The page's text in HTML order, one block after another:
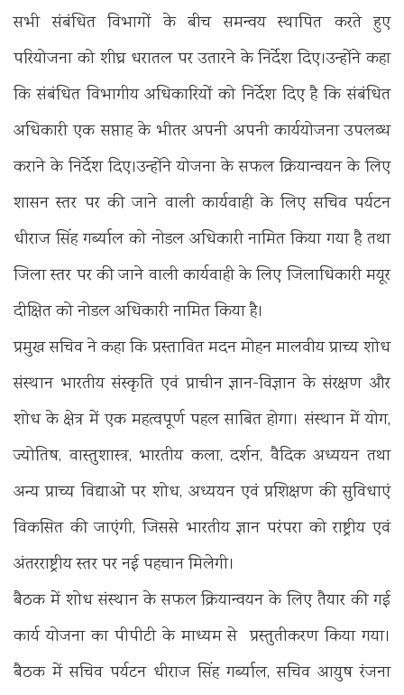
सभी संबंधित विभागों के बीच समन्वय स्थापित करते हुए
परियोजना को शीघ्र धरातल पर उतारने के निर्देश दिए।उन्होंने कहा
कि संबंधित विभागीय अधिकारियों को निर्देश दिए है कि संबंधित
अधिकारी एक सप्ताह के भीतर अपनी अपनी कार्ययोजना उपलब्ध
कराने के निर्देश दिए।उन्होंने योजना के सफल क्रियान्वयन के लिए
शासन स्तर पर की जाने वाली कार्यवाही के लिए सचिव पर्यटन
धीराज सिंह गर्ब्याल को नोडल अधिकारी नामित किया गया है तथा
जिला स्तर पर की जाने वाली कार्यवाही के लिए जिलाधिकारी मयूर
दीक्षित को नोडल अधिकारी नामित किया है।
प्रमुख सचिव ने कहा कि प्रस्तावित मदन मोहन मालवीय प्राच्य शोध
संस्थान भारतीय संस्कृति एवं प्राचीन ज्ञान-विज्ञान के संरक्षण और
शोध के क्षेत्र में एक महत्वपूर्ण पहल साबित होगा। संस्थान में योग,
ज्योतिष, वास्तुशास्त्र, भारतीय कला, दर्शन, वैदिक अध्ययन तथा
अन्य प्राच्य विद्याओं पर शोध, अध्ययन एवं प्रशिक्षण की सुविधाएं
विकसित की जाएंगी, जिससे भारतीय ज्ञान परंपरा को राष्ट्रीय एवं
अंतरराष्ट्रीय स्तर पर नई पहचान मिलेगी।
बैठक में शोध संस्थान के सफल क्रियान्वयन के लिए तैयार की गई
कार्य योजना का पीपीटी के माध्यम से प्रस्तुतीकरण किया गया।
बैठक में सचिव पर्यटन धीराज सिंह गर्ब्याल, सचिव आयुष रंजना